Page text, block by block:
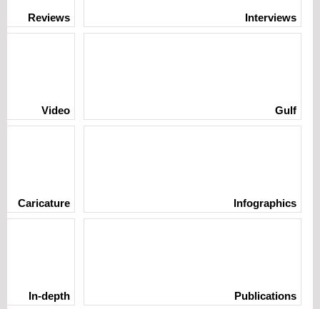
Interviews
Reviews
Gulf
Video
Infographics
Caricature
Publications
In-depth